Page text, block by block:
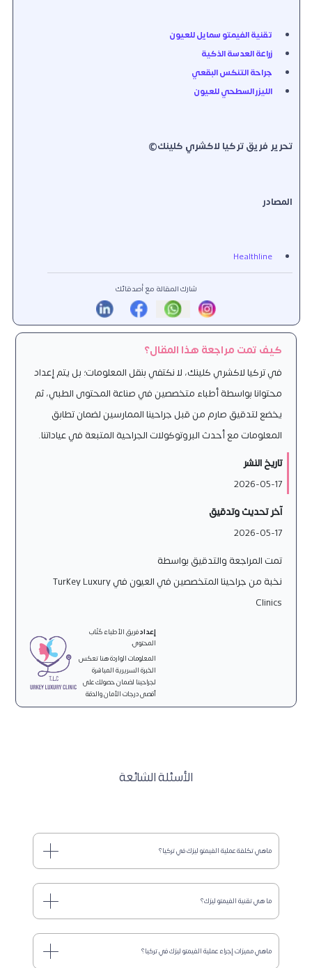
تقنية الفيمتو سمايل للعيون
زراعة العدسة الذكية
جراحة التنكس البقعي
الليزر السطحي للعيون
تحرير فريق تركيا لاكشري كلينك©
المصادر
Healthline
شارك المقالة مع أصدقائك
كيف تمت مراجعة هذا المقال؟
في تركيا لاكشري كلينك، لا نكتفي بنقل المعلومات؛ بل يتم إعداد
محتوانا بواسطة أطباء متخصصين في صناعة المحتوى الطبي، ثم
يخضع لتدقيق صارم من قبل جراحينا الممارسين لضمان تطابق
المعلومات مع أحدث البروتوكولات الجراحية المتبعة في عياداتنا.
تاريخ النشر
2026-05-17
آخر تحديث وتدقيق
2026-05-17
تمت المراجعة والتدقيق بواسطة
نخبة من جراحينا المتخصصين في العيون في Turkey Luxury
Clinics
إعدادفريق الأطباء كُتّاب
المحتوى.
المعلومات الواردة هنا تعكس
الخبرة السريرية المباشرة
لجراحينا لضمان حصولك على
أقصى درجات الأمان والدقة
الأسئلة الشائعة
ماهي تكلفة عملية الفيمتو ليزك في تركيا؟
ما هي تقنية الفيمتو ليزك؟
ماهي مميزات إجراء عملية الفيمتو ليزك في تركيا؟